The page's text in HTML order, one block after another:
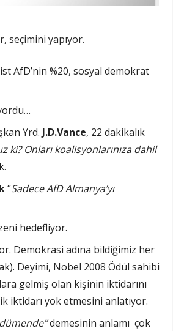
seçimini yapıyor.
AfD’nin %20, sosyal demokrat
Yrd. J.D.Vance, 22 dakikalık
ki? Onları koalisyonlarınıza dahil
‘’Sadece AfD Almanya’yı
hedefliyor.
Demokrasi adına bildiğimiz her
Deyimi, Nobel 2008 Ödül sahibi
gelmiş olan kişinin iktidarını
iktidarı yok etmesini anlatıyor.
demesinin anlamı çok